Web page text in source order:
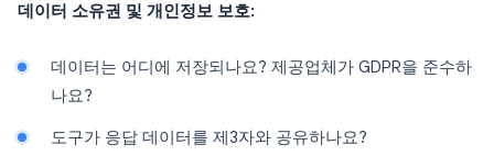
데이터 소유권 및 개인정보 보호:
데이터는 어디에 저장되나요? 제공업체가 GDPR을 준수하
나요?
도구가 응답 데이터를 제3자와 공유하나요?